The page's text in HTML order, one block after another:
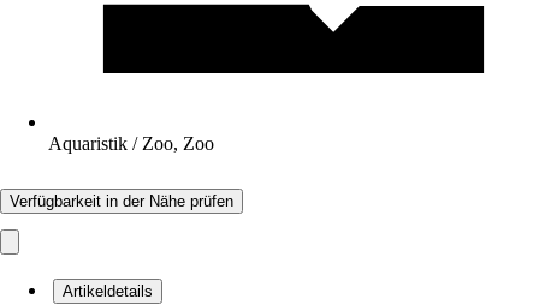
Aquaristik / Zoo, Zoo
Verfügbarkeit in der Nähe prüfen
Artikeldetails